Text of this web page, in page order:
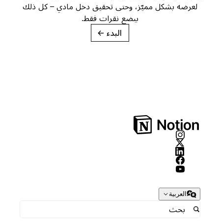
لعرضه بشكل مميّز، وحتى تحقيق دخل مادي – كل ذلك
ببضع نقرات فقط.
→
العربية